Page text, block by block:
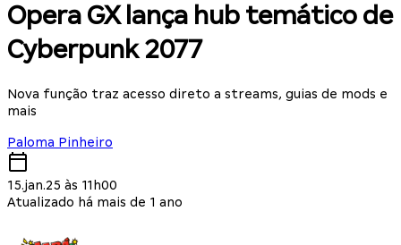
Opera GX lança hub temático de
Cyberpunk 2077
Nova função traz acesso direto a streams, guias de mods e
mais
Paloma Pinheiro
15.jan.25 às 11h00
Atualizado há mais de 1 ano